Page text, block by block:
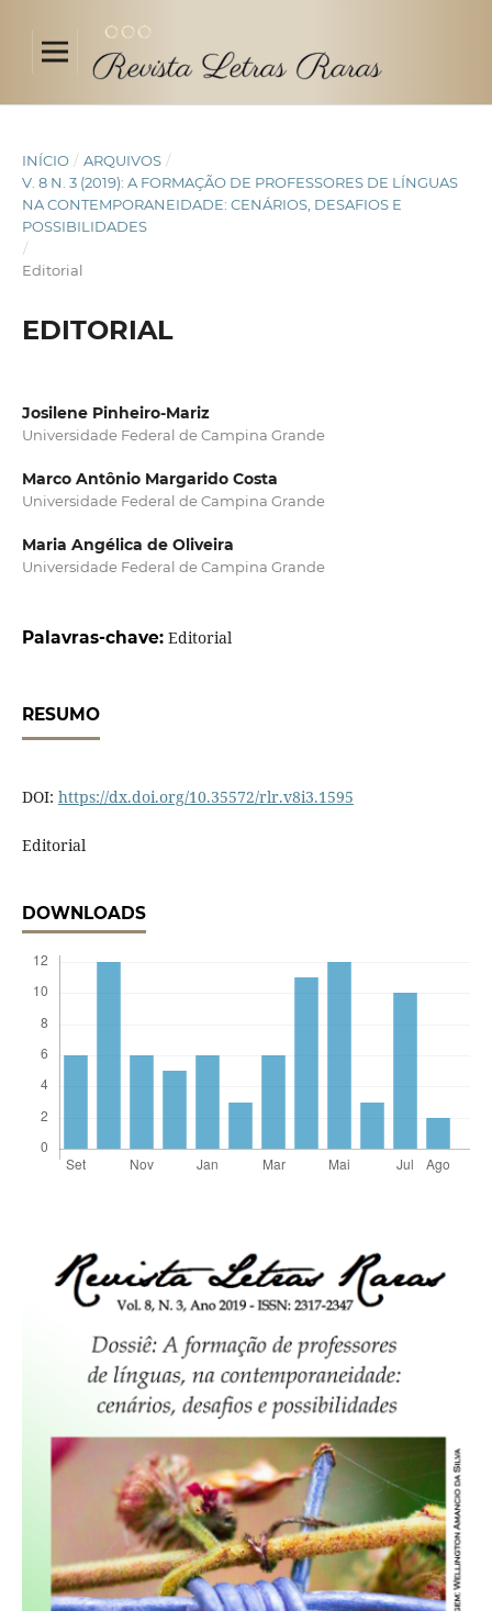
INÍCIO / ARQUIVOS /
V. 8 N. 3 (2019): A FORMAÇÃO DE PROFESSORES DE LÍNGUAS
NA CONTEMPORANEIDADE: CENÁRIOS, DESAFIOS E
POSSIBILIDADES
/
Editorial
EDITORIAL
Josilene Pinheiro-Mariz
Universidade Federal de Campina Grande
Marco Antônio Margarido Costa
Universidade Federal de Campina Grande
Maria Angélica de Oliveira
Universidade Federal de Campina Grande
Palavras-chave: Editorial
RESUMO
DOI: https://dx.doi.org/10.35572/rlr.v8i3.1595
Editorial
DOWNLOADS